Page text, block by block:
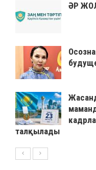
ӘР
талқылады